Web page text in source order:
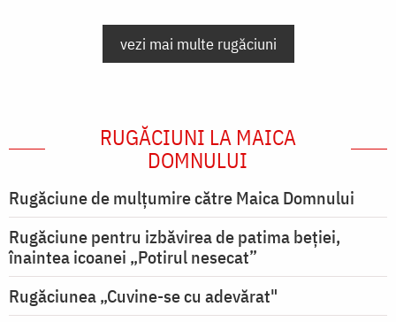
vezi mai multe rugăciuni
RUGĂCIUNI LA MAICA
DOMNULUI
Rugăciune de mulţumire către Maica Domnului
Rugăciune pentru izbăvirea de patima beției,
înaintea icoanei „Potirul nesecat”
Rugăciunea „Cuvine-se cu adevărat"